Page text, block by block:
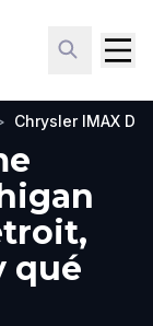
Chrysler IMAX
qué